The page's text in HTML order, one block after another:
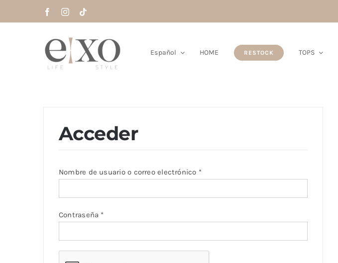
al
Español HOME RESTOCK TOPS
Acceder
Nombre de usuario o correo electrónico *Obligatorio
Contraseña *Obligatorio